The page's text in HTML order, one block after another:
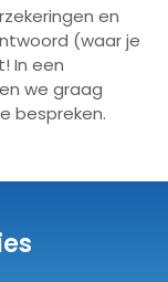
en
(waar je
In een
we graag
bespreken.